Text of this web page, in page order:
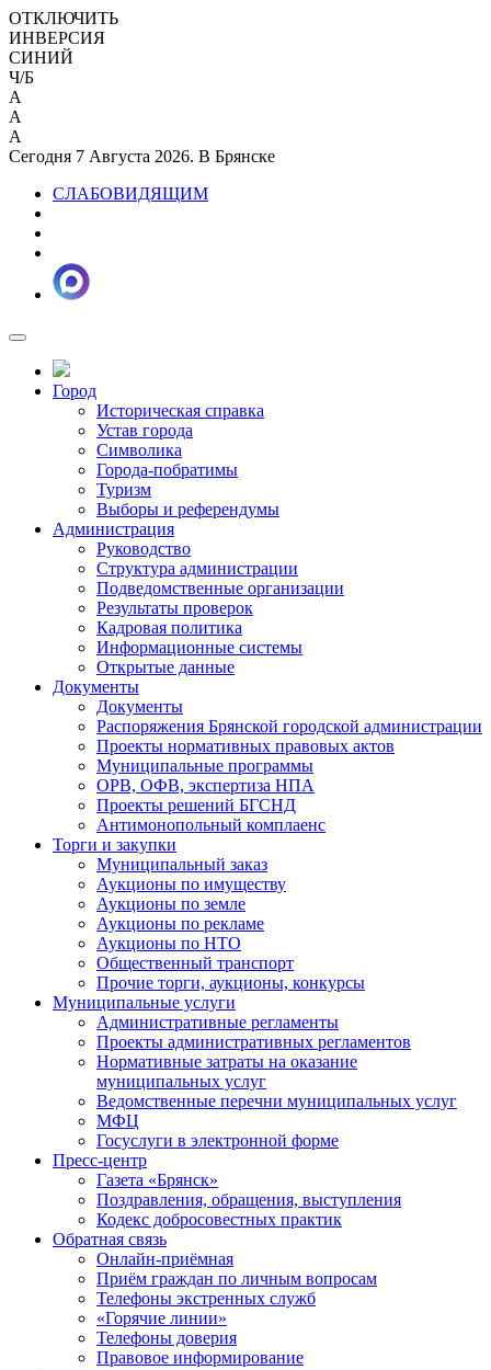
ОТКЛЮЧИТЬ
ИНВЕРСИЯ
СИНИЙ
Ч/Б
A
A
A
Сегодня 7 Августа 2026. В Брянске
СЛАБОВИДЯЩИМ
Город
Историческая справка
Устав города
Символика
Города-побратимы
Туризм
Выборы и референдумы
Администрация
Руководство
Структура администрации
Подведомственные организации
Результаты проверок
Кадровая политика
Информационные системы
Открытые данные
Документы
Документы
Распоряжения Брянской городской администрации
Проекты нормативных правовых актов
Муниципальные программы
ОРВ, ОФВ, экспертиза НПА
Проекты решений БГСНД
Антимонопольный комплаенс
Торги и закупки
Муниципальный заказ
Аукционы по имуществу
Аукционы по земле
Аукционы по рекламе
Аукционы по НТО
Общественный транспорт
Прочие торги, аукционы, конкурсы
Муниципальные услуги
Административные регламенты
Проекты административных регламентов
Нормативные затраты на оказание
муниципальных услуг
Ведомственные перечни муниципальных услуг
МФЦ
Госуслуги в электронной форме
Пресс-центр
Газета «Брянск»
Поздравления, обращения, выступления
Кодекс добросовестных практик
Обратная связь
Онлайн-приёмная
Приём граждан по личным вопросам
Телефоны экстренных служб
«Горячие линии»
Телефоны доверия
Правовое информирование